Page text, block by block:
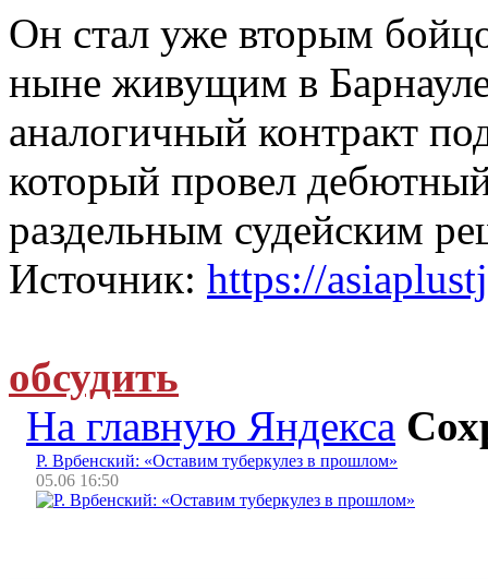
Он стал уже вторым
ныне живущим в
аналогичный контракт
который провел
раздельным судейским
Источник: https://
обсудить
На главную Яндекса
Р. Врбенский: «Оставим туберкулез в прошлом»
05.06 16:50